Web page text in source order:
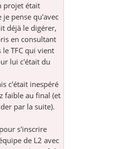
projet était
je pense qu'avec
déjà le digérer,
en consultant
TFC qui vient
lui c'était du
c'était inespéré
faible au final (et
par la suite).
s'inscrire
de L2 avec